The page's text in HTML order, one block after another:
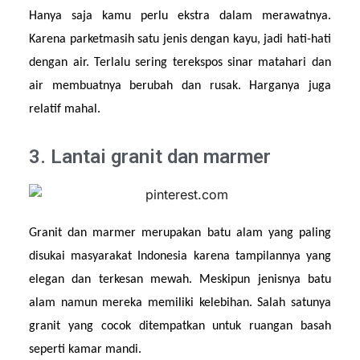
Hanya saja kamu perlu ekstra dalam merawatnya.
Karena parketmasih satu jenis dengan kayu, jadi hati-hati
dengan air. Terlalu sering terekspos sinar matahari dan
air membuatnya berubah dan rusak. Harganya juga
relatif mahal.
3. Lantai granit dan marmer
Granit dan marmer merupakan batu alam yang paling
disukai masyarakat Indonesia karena tampilannya yang
elegan dan terkesan mewah. Meskipun jenisnya batu
alam namun mereka memiliki kelebihan. Salah satunya
granit yang cocok ditempatkan untuk ruangan basah
seperti kamar mandi.